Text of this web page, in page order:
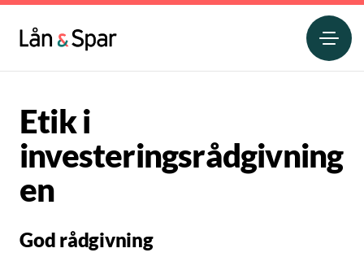
Etik i
investeringsrådgivning
en
God rådgivning